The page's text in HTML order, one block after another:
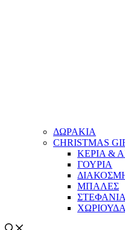
ΔΩΡΑΚΙΑ
CHRISTMAS
ΚΕΡΙΑ &
ΓΟΥΡΙΑ
ΜΠΑΛΕΣ
ΣΤΕΦΑΝΙΑ